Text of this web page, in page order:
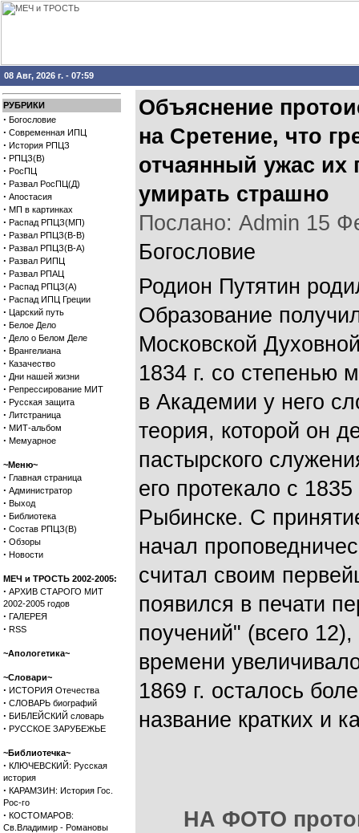
08 Авг, 2026 г. - 07:59
РУБРИКИ
· Богословие
· Современная ИПЦ
· История РПЦЗ
· РПЦЗ(В)
· РосПЦ
· Развал РосПЦ(Д)
· Апостасия
· МП в картинках
· Распад РПЦЗ(МП)
· Развал РПЦЗ(В-В)
· Развал РПЦЗ(В-А)
· Развал РИПЦ
· Развал РПАЦ
· Распад РПЦЗ(А)
· Распад ИПЦ Греции
· Царский путь
· Белое Дело
· Дело о Белом Деле
· Врангелиана
· Казачество
· Дни нашей жизни
· Репрессирование МИТ
· Русская защита
· Литстраница
· МИТ-альбом
· Мемуарное
~Меню~
· Главная страница
· Администратор
· Выход
· Библиотека
· Состав РПЦЗ(В)
· Обзоры
· Новости
МЕЧ и ТРОСТЬ 2002-2005:
· АРХИВ СТАРОГО МИТ
2002-2005 годов
· ГАЛЕРЕЯ
· RSS
~Апологетика~
~Словари~
· ИСТОРИЯ Отечества
· СЛОВАРЬ биографий
· БИБЛЕЙСКИЙ словарь
· РУССКОЕ ЗАРУБЕЖЬЕ
~Библиотечка~
· КЛЮЧЕВСКИЙ: Русская
история
· КАРАМЗИН: История Гос.
Рос-го
· КОСТОМАРОВ:
Св.Владимир - Романовы
Объяснение
на Сретение, что
отчаянный ужас их
умирать страшно
Послано: Admin 15
Богословие
Родион Путятин
Образование
Московской
1834 г. со степенью
в Академии у него
теория, которой он
пастырского
его протекало с
Рыбинске. С
начал
считал своим
появился в печати
поучений" (всего
времени
1869 г. осталось
название кратких и
НА ФОТО